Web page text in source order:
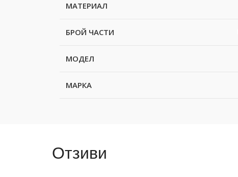
МАТЕРИАЛ
БРОЙ ЧАСТИ
МОДЕЛ
МАРКА
Отзиви